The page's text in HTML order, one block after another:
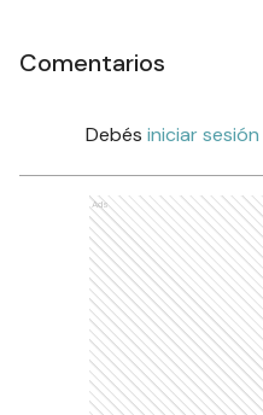
Comentarios
Debés iniciar sesión
Ads